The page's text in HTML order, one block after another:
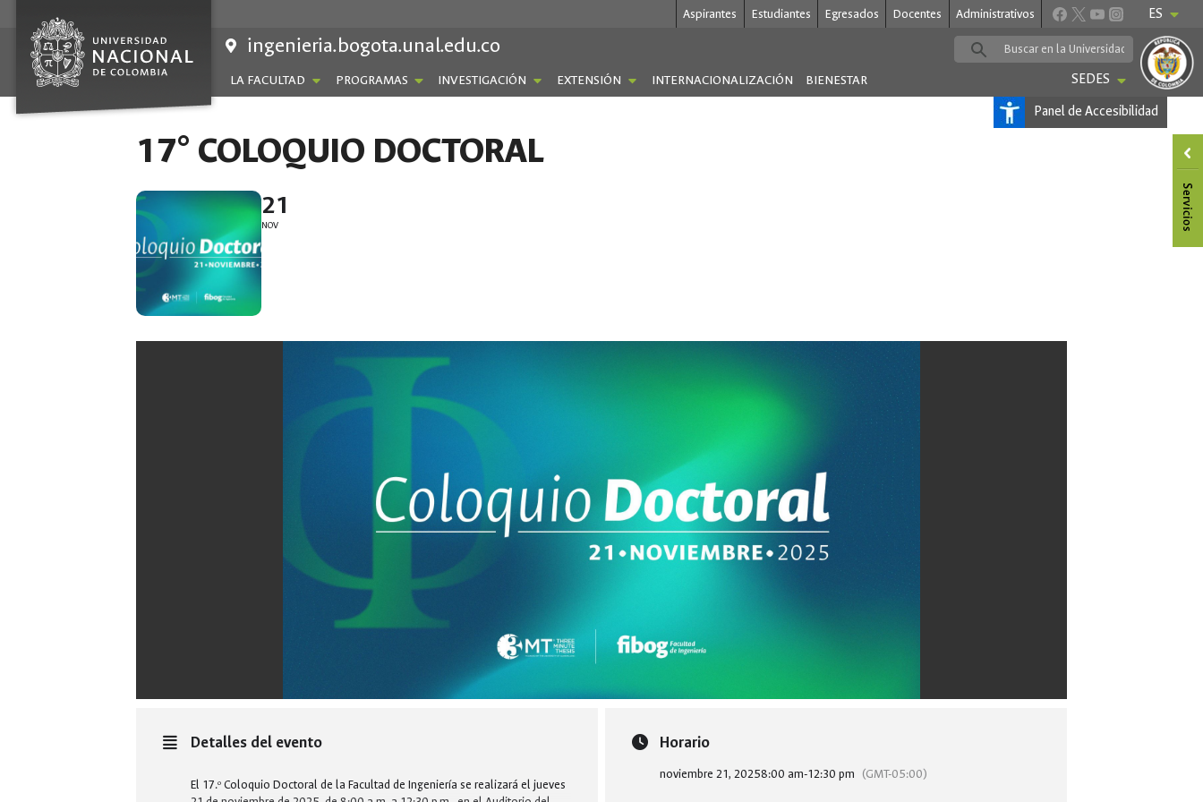
contenido
Aspirantes Estudiantes Egresados Docentes Administrativos ES
ingenieria.bogota.unal.edu.co
LA FACULTAD PROGRAMAS INVESTIGACIÓN EXTENSIÓN INTERNACIONALIZACIÓN BIENESTAR
SEDES
Panel de Accesibilidad
17° COLOQUIO DOCTORAL
21
NOV
Detalles del evento
El 17.º Coloquio Doctoral de la Facultad de Ingeniería se realizará el jueves
Horario
noviembre 21, 20258:00 am-12:30 pm (GMT-05:00)